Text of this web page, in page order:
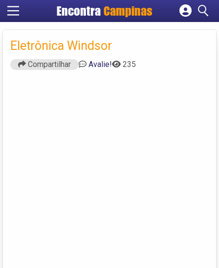
Encontra Campinas
Cadastrar empresa
Criar conta
Eletrônica Windsor
Compartilhar Avalie! 235